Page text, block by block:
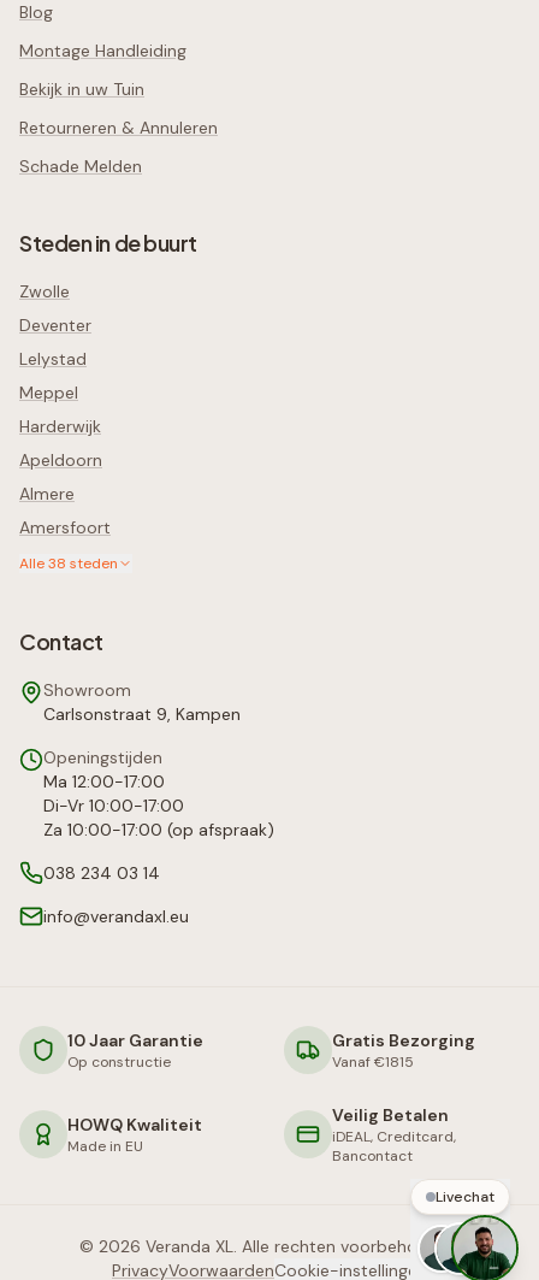
Blog
Montage Handleiding
Bekijk in uw Tuin
Retourneren & Annuleren
Schade Melden
Steden in de buurt
Zwolle
Deventer
Lelystad
Meppel
Harderwijk
Apeldoorn
Almere
Amersfoort
Alle38 steden
Contact
Showroom
Carlsonstraat 9, Kampen
Openingstijden
Ma 12:00-17:00
Di-Vr 10:00-17:00
Za 10:00-17:00 (op afspraak)
038 234 03 14
info@verandaxl.eu
10 Jaar Garantie
Op constructie
Gratis Bezorging
Vanaf €1815
HOWQ Kwaliteit
Made in EU
Veilig Betalen
iDEAL, Creditcard,
Bancontact
© 2026 Veranda XL. Alle rechten voorbehouden.
PrivacyVoorwaardenCookie-instellingen
Livechat